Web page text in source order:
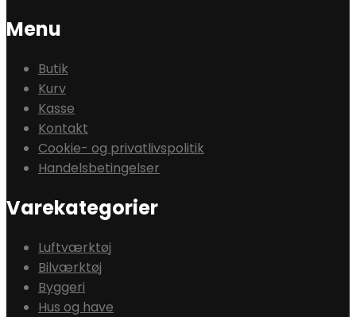
Menu
Butik
Kurv
Kasse
Kontakt
Cookie- og privatlivspolitik
Handelsbetingelser
Varekategorier
Luftværktøj
Bilværktøj
Byggeri
Hus og have